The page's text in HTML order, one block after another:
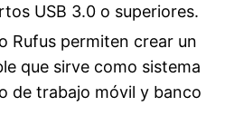
USB 3.0 o superiores.
Rufus permiten crear un
que sirve como sistema
de trabajo móvil y banco